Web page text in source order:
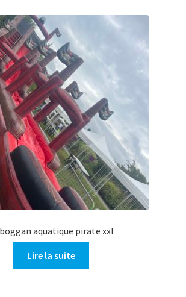
aquatique pirate xxl
Lire la suite